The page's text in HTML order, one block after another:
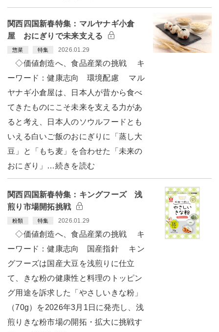
関西四国新春特集：マルヤナギ小倉
屋 おにぎりで未来支える
惣菜 特集 2026.01.29
◇価値創造へ、食品産業の挑戦 キ
ーワード：健康志向 環境配慮 マル
ヤナギ小倉屋は、日本人が昔から食べ
てきたものにこそ未来を支える力があ
ると考え、日本人のソウルフードとも
いえる白いご飯のおにぎりに「蒸し大
豆」と「もち麦」を合わせた「未来の
おにぎり」…続きを読む
関西四国新春特集：キングフーズ 浅
煎り市場開拓挑戦
粉類 特集 2026.01.29
◇価値創造へ、食品産業の挑戦 キ
ーワード：健康志向 国産指針 キン
グフーズは国産大豆を浅煎りに仕立
て、きな粉の健康性と料理のトッピン
グ用途を訴求した「やさしいきな粉」
（70g）を2026年3月1日に発売し、浅
煎りきな粉市場の開拓・拡大に挑戦す